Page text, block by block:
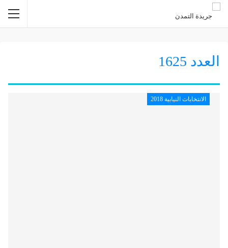
1625
الانتخابات النيابية 2018